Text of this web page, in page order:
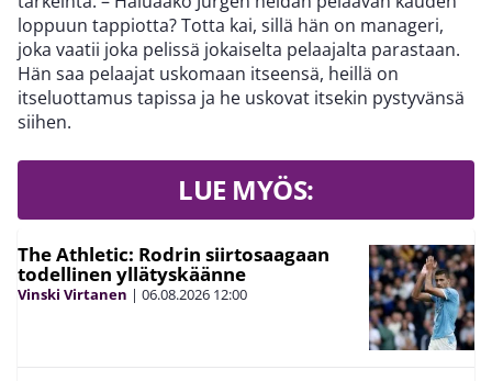
loppuun tappiotta? Totta kai, sillä hän on manageri,
joka vaatii joka pelissä jokaiselta pelaajalta parastaan.
Hän saa pelaajat uskomaan itseensä, heillä on
itseluottamus tapissa ja he uskovat itsekin pystyvänsä
siihen.
LUE MYÖS:
The Athletic: Rodrin siirtosaagaan
todellinen yllätyskäänne
Vinski Virtanen | 06.08.2026 12:00